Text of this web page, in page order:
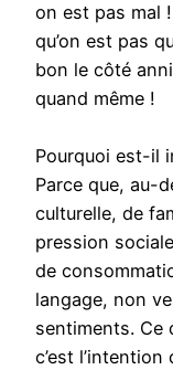
on est pas mal
qu’on est pas
bon le côté
quand même !
Pourquoi est-il
Parce que, au-
culturelle, de
pression
de
langage, non
sentiments. Ce
c’est